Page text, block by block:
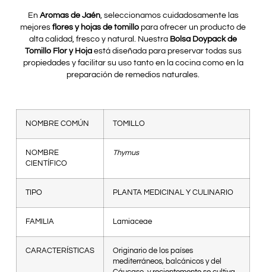
En Aromas de Jaén, seleccionamos cuidadosamente las
mejores flores y hojas de tomillo para ofrecer un producto de
alta calidad, fresco y natural. Nuestra Bolsa Doypack de
Tomillo Flor y Hojaestá diseñada para preservar todas sus
propiedades y facilitar su uso tanto en la cocina como en la
preparación de remedios naturales.
NOMBRE COMÚN TOMILLO
NOMBRE
CIENTÍFICO
Thymus
TIPO PLANTA MEDICINAL Y CULINARIO
FAMILIA Lamiaceae
CARACTERÍSTICAS
Originario de los países
mediterráneos, balcánicos y del